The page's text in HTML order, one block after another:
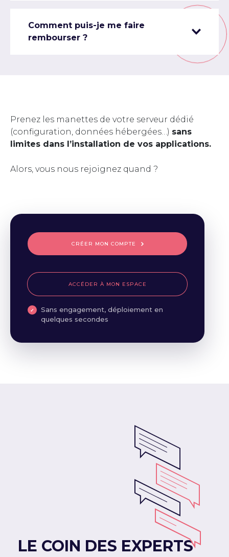
Comment puis-je me faire
rembourser ?
Prenez les manettes de votre serveur dédié
(configuration, données hébergées…) sans
limites dans l’installation de vos applications.
Alors, vous nous rejoignez quand ?
CRÉER MON COMPTE
ACCÉDER À MON ESPACE
Sans engagement, déploiement en
quelques secondes
LE COIN DES EXPERTS